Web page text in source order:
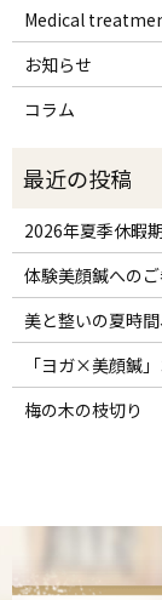
Medical
お知らせ
コラム
2026年夏季休暇
体験美顔鍼への
美と整いの夏時
「ヨガ×美顔鍼
梅の木の枝切り